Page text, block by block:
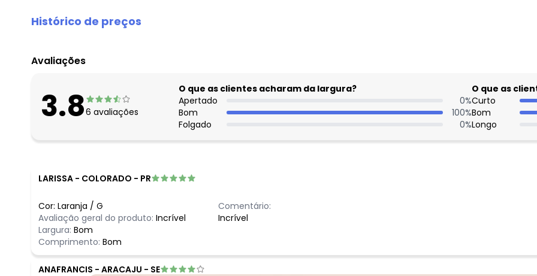
Histórico de preços
agosto/2026
maio/2026
abril/2026
fevereiro/2026
Avaliações
3.86 avaliações
O que as clientes acharam da largura?
Apertado
0%
Bom
100%
Folgado
0%
O que as
Curto
Bom
Longo
LARISSA - COLORADO - PR
Cor: Laranja / G
Avaliação geral do produto: Incrível
Largura: Bom
Comprimento: Bom
Comentário:
Incrível
ANAFRANCIS - ARACAJU - SE